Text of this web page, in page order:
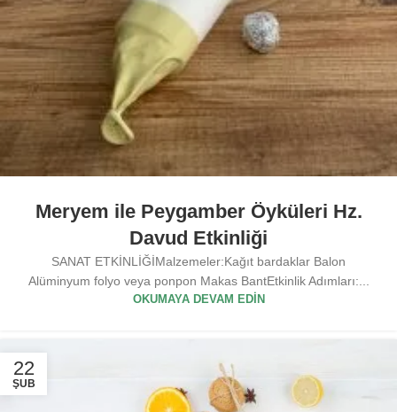
Meryem ile Peygamber Öyküleri Hz.
Davud Etkinliği
SANAT ETKİNLİĞİMalzemeler:Kağıt bardaklar Balon
Alüminyum folyo veya ponpon Makas BantEtkinlik Adımları:...
OKUMAYA DEVAM EDIN
22
ŞUB